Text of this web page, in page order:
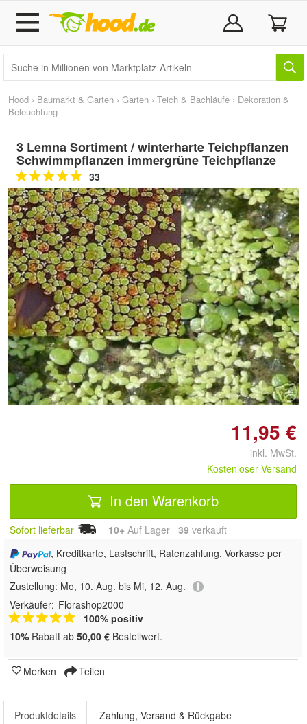
Hood › Baumarkt & Garten › Garten › Teich & Bachläufe › Dekoration &
Beleuchtung
3 Lemna Sortiment / winterharte Teichpflanzen
Schwimmpflanzen immergrüne Teichpflanze
33
Doppelt antippen zum
vergrößern
11,95 €
inkl. MwSt.
Kostenloser Versand
In den Warenkorb
Sofort lieferbar 10+ Auf Lager 39 verkauft
, Kreditkarte, Lastschrift, Ratenzahlung, Vorkasse per
Überweisung
Zustellung: Mo, 10. Aug. bis Mi, 12. Aug.
Verkäufer: Florashop2000
100% positiv
10% Rabatt ab 50,00 € Bestellwert.
Merken Teilen
Produktdetails Zahlung, Versand & Rückgabe